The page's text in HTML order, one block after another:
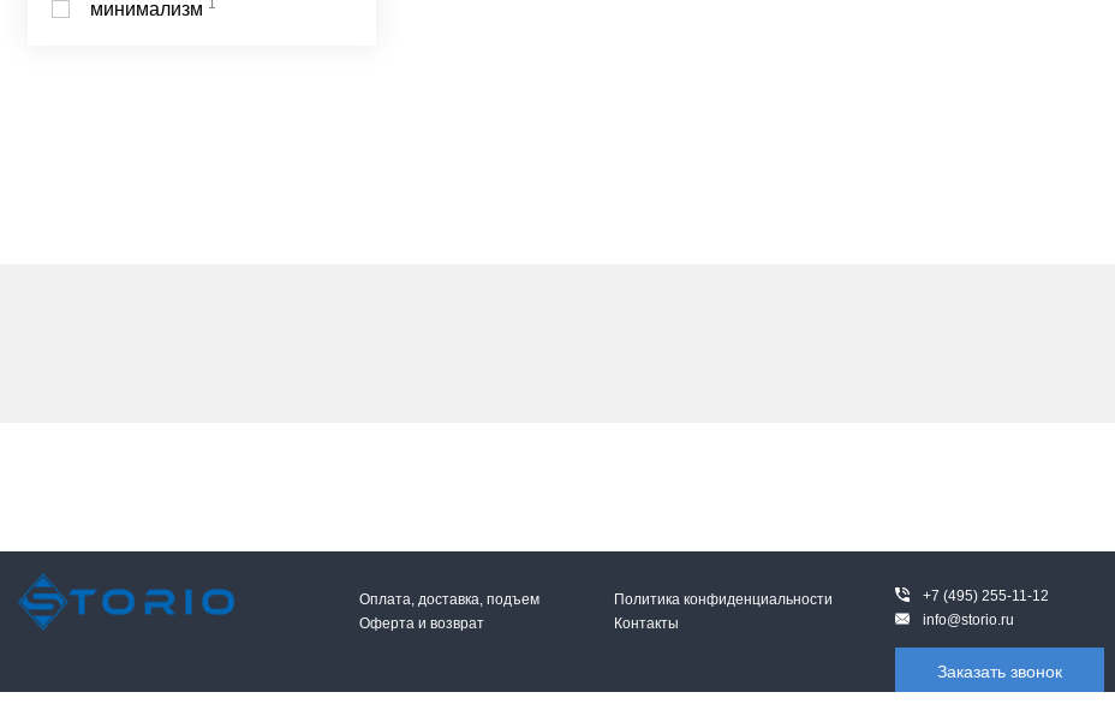
минимализм 1
Оплата, доставка, подъем
Оферта и возврат
Политика конфиденциальности
Контакты
+7 (495) 255-11-12
info@storio.ru
Заказать звонок